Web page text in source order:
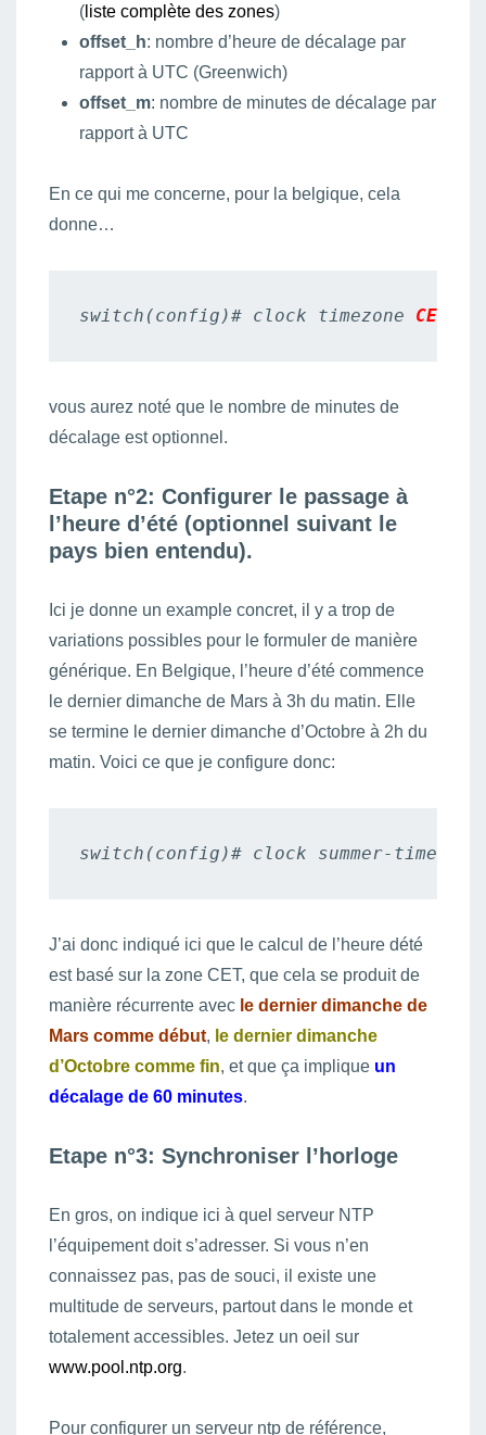
( liste complète des zones)
offset_h: nombre d’heure de décalage par
rapport à UTC (Greenwich)
offset_m: nombre de minutes de décalage par
rapport à UTC
En ce qui me concerne, pour la belgique, cela
donne…
switch(config)# clock timezone CET
vous aurez noté que le nombre de minutes de
décalage est optionnel.
Etape n°2: Configurer le passage à
l’heure d’été (optionnel suivant le
pays bien entendu).
Ici je donne un example concret, il y a trop de
variations possibles pour le formuler de manière
générique. En Belgique, l’heure d’été commence
le dernier dimanche de Mars à 3h du matin. Elle
se termine le dernier dimanche d’Octobre à 2h du
matin. Voici ce que je configure donc:
switch(config)# clock summer-time
J’ai donc indiqué ici que le calcul de l’heure dété
est basé sur la zone CET, que cela se produit de
manière récurrente avec le dernier dimanche de
Mars comme début, le dernier dimanche
d’Octobre comme fin, et que ça implique un
décalage de 60 minutes.
Etape n°3: Synchroniser l’horloge
En gros, on indique ici à quel serveur NTP
l’équipement doit s’adresser. Si vous n’en
connaissez pas, pas de souci, il existe une
multitude de serveurs, partout dans le monde et
totalement accessibles. Jetez un oeil sur
www.pool.ntp.org.
Pour configurer un serveur ntp de référence,